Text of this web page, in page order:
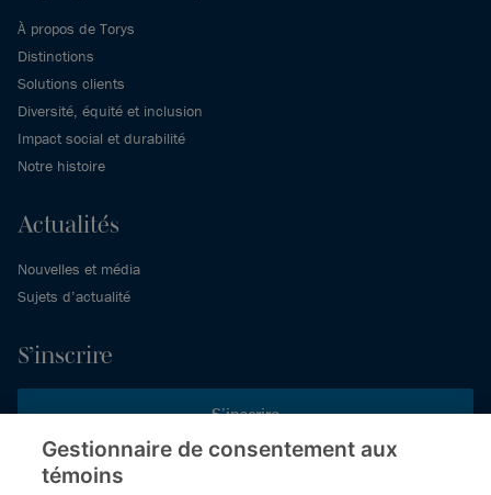
À propos de Torys
Distinctions
Solutions clients
Diversité, équité et inclusion
Impact social et durabilité
Notre histoire
Actualités
Nouvelles et média
Sujets d’actualité
S’inscrire
S’inscrire
Inscrivez-vous aux publications de Torys pour recevoir nos derniers
Gestionnaire de consentement aux
témoins